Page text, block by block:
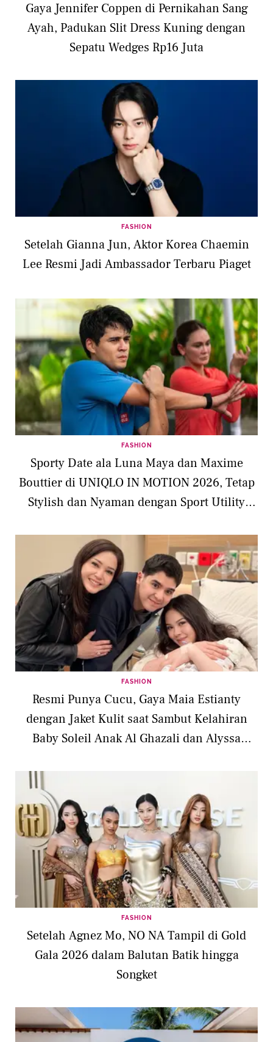
Gaya Jennifer Coppen di Pernikahan Sang
Ayah, Padukan Slit Dress Kuning dengan
Sepatu Wedges Rp16 Juta
FASHION
Setelah Gianna Jun, Aktor Korea Chaemin
Lee Resmi Jadi Ambassador Terbaru Piaget
FASHION
Sporty Date ala Luna Maya dan Maxime
Bouttier di UNIQLO IN MOTION 2026, Tetap
Stylish dan Nyaman dengan Sport Utility
FASHION
Resmi Punya Cucu, Gaya Maia Estianty
dengan Jaket Kulit saat Sambut Kelahiran
Baby Soleil Anak Al Ghazali dan Alyssa
FASHION
Setelah Agnez Mo, NO NA Tampil di Gold
Gala 2026 dalam Balutan Batik hingga
Songket